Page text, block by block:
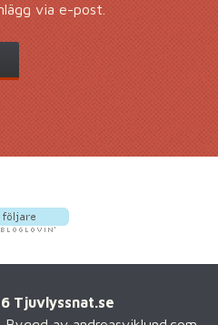
via e-post.
Tjuvlyssnat.se